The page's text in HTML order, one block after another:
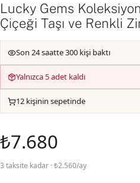
Lucky Gems
Çiçeği Taşı ve Renkli
Son 24 saatte 300 kişi baktı
Yalnızca 5 adet kaldı
12 kişinin sepetinde
₺7.680
3 taksite kadar · ₺2.560/ay